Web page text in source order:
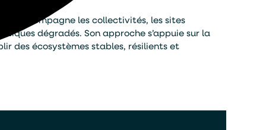
Il accompagne les collectivités, les sites
dégradés. Son approche s’appuie sur la
des écosystèmes stables, résilients et